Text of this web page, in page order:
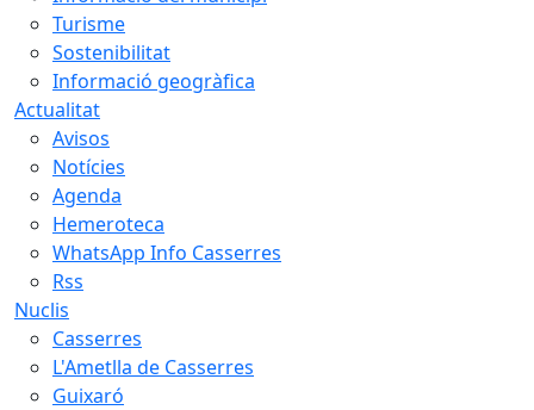
Turisme
Sostenibilitat
Informació geogràfica
Actualitat
Avisos
Notícies
Agenda
Hemeroteca
WhatsApp Info Casserres
Rss
Nuclis
Casserres
L'Ametlla de Casserres
Guixaró